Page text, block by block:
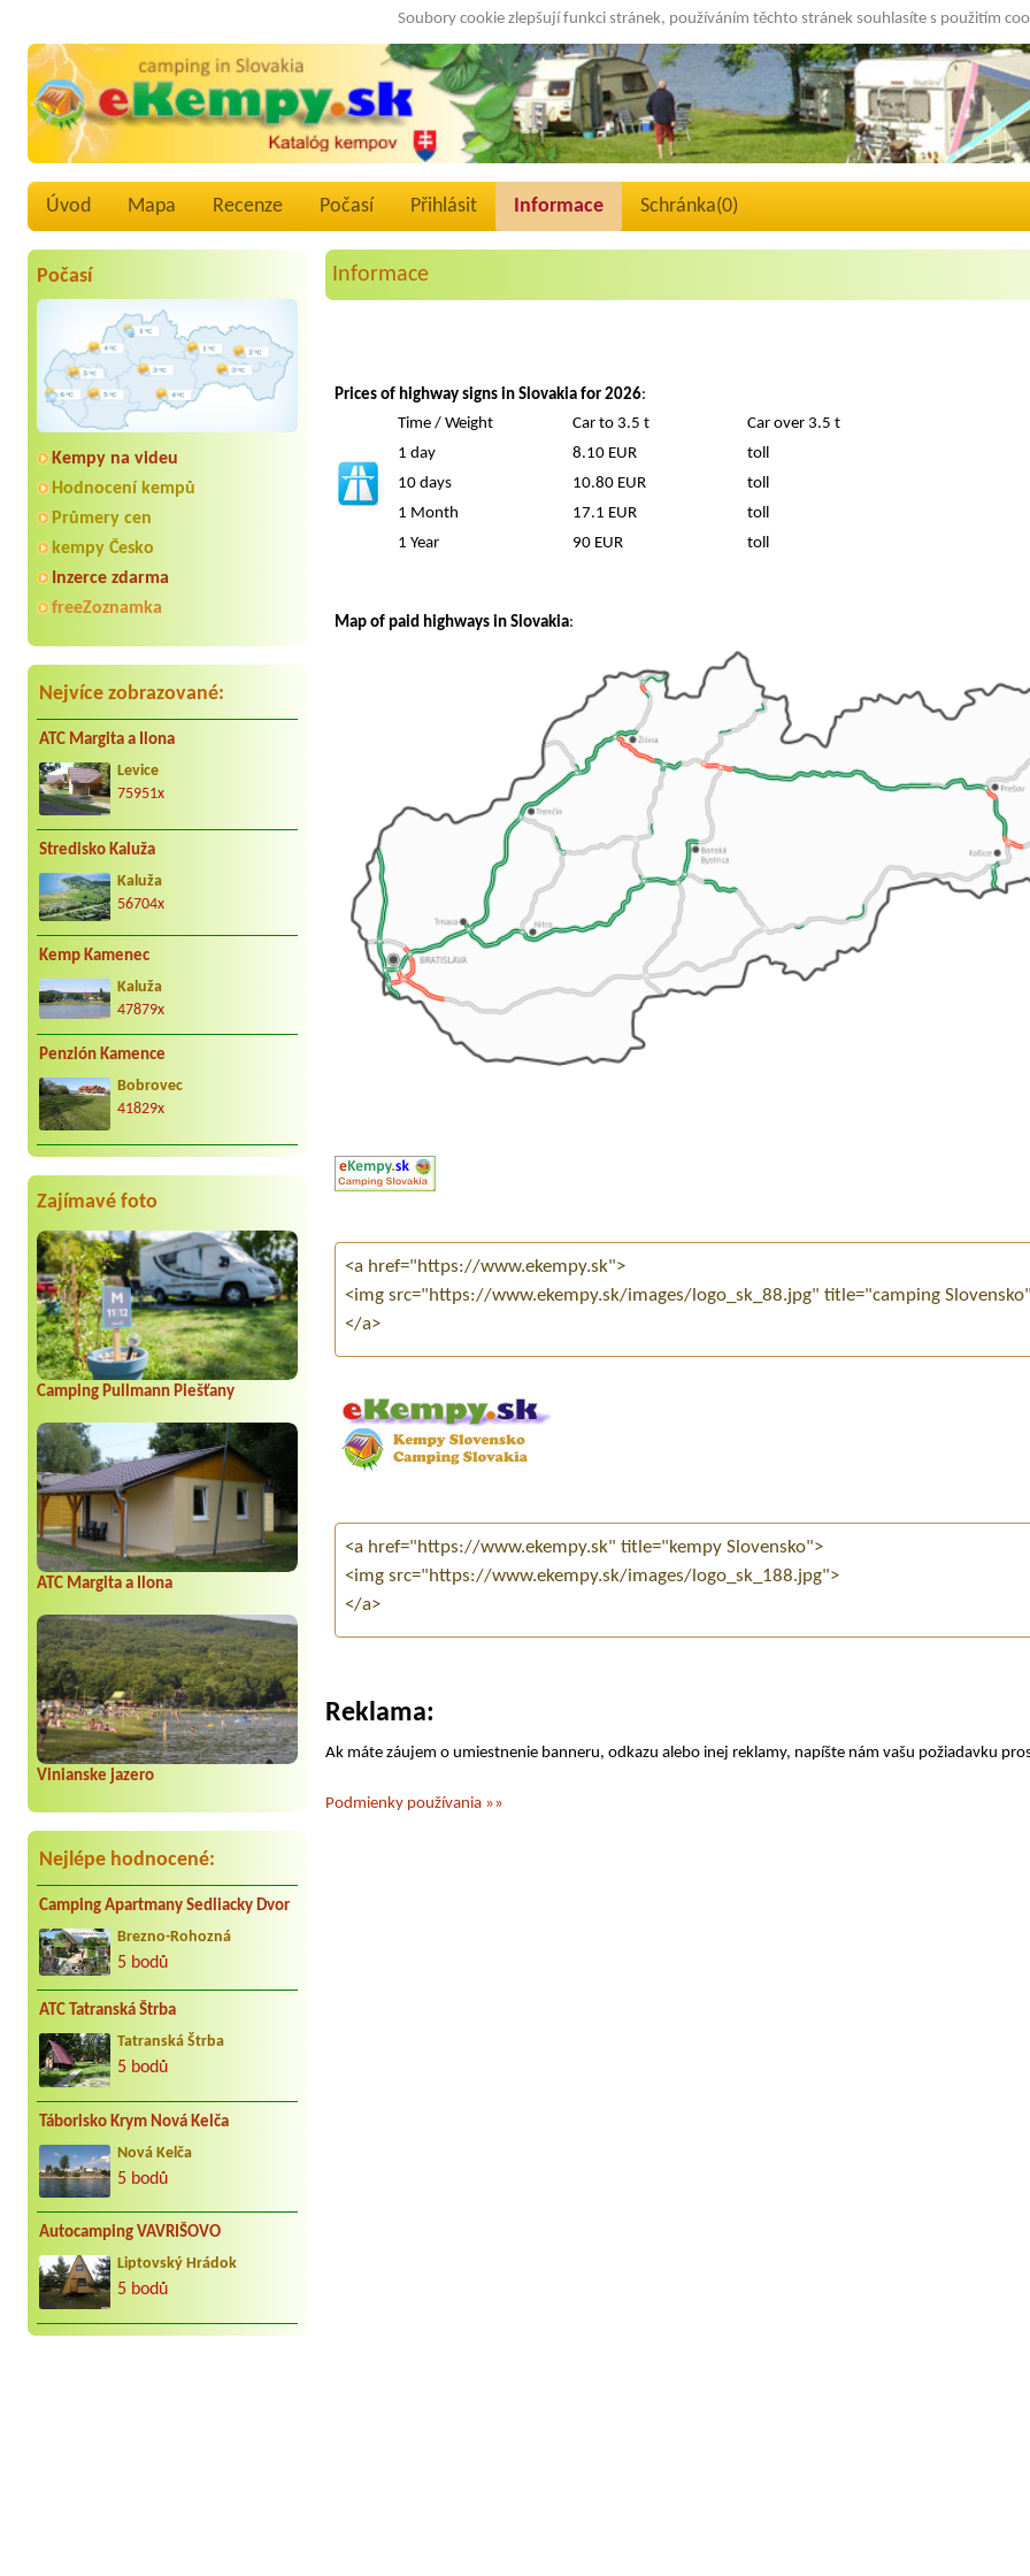
Soubory cookie zlepšují funkci stránek, používáním těchto stránek souhlasíte s použitím
Úvod Mapa Recenze Počasí Přihlásit Informace Schránka(0)
Počasí
Kempy na videu
Hodnocení kempů
Průmery cen
kempy Česko
Inzerce zdarma
freeZoznamka
Nejvíce zobrazované:
ATC Margita a Ilona
Levice
75951x
Stredisko Kaluža
Kaluža
56704x
Kemp Kamenec
Kaluža
47879x
Penzión Kamence
Bobrovec
41829x
Zajímavé foto
Camping Pullmann Piešťany
ATC Margita a Ilona
Vinianske jazero
Nejlépe hodnocené:
Camping Apartmany Sedliacky Dvor
Brezno-Rohozná
5 bodů
ATC Tatranská Štrba
Tatranská Štrba
5 bodů
Táborisko Krym Nová Kelča
Nová Kelča
5 bodů
Autocamping VAVRIŠOVO
Liptovský Hrádok
5 bodů
Informace
Prices of highway signs in Slovakia for 2026:
Time / Weight
Car to 3.5 t
Car over 3.5 t
1 day
8.10 EUR
toll
10 days
10.80 EUR
toll
1 Month
17.1 EUR
toll
1 Year
90 EUR toll
Map of paid highways in Slovakia:
Reklama:
Ak máte záujem o umiestnenie banneru, odkazu alebo inej reklamy, napíšte nám vašu požiadavku
Podmienky používania »»